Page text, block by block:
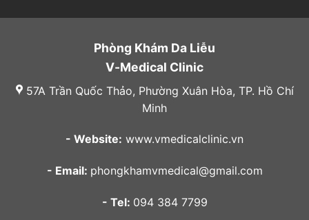
Phòng Khám Da Liễu
V-Medical Clinic
57A Trần Quốc Thảo, Phường Xuân Hòa, TP. Hồ Chí
Minh
- Website: www.vmedicalclinic.vn
- Email: phongkhamvmedical@gmail.com
- Tel: 094 384 7799